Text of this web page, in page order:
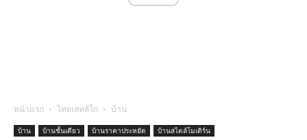
หน้าแรก ไทยเลทส์โก บ้าน
บ้าน บ้านชั้นเดียว บ้านราคาประหยัด
บ้านสไตล์โมเดิร์น